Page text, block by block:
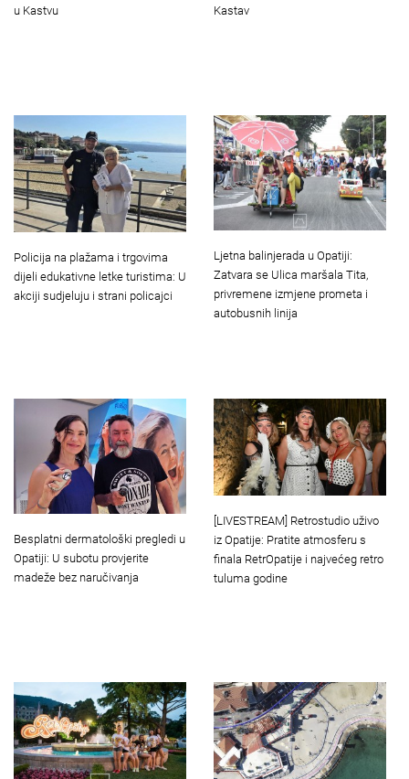
u Kastvu
Kastav
Policija na plažama i trgovima
dijeli edukativne letke turistima: U
akciji sudjeluju i strani policajci
Ljetna balinjerada u Opatiji:
Zatvara se Ulica maršala Tita,
privremene izmjene prometa i
autobusnih linija
Besplatni dermatološki pregledi u
Opatiji: U subotu provjerite
madeže bez naručivanja
[LIVESTREAM] Retrostudio uživo
iz Opatije: Pratite atmosferu s
finala RetrOpatije i najvećeg retro
tuluma godine